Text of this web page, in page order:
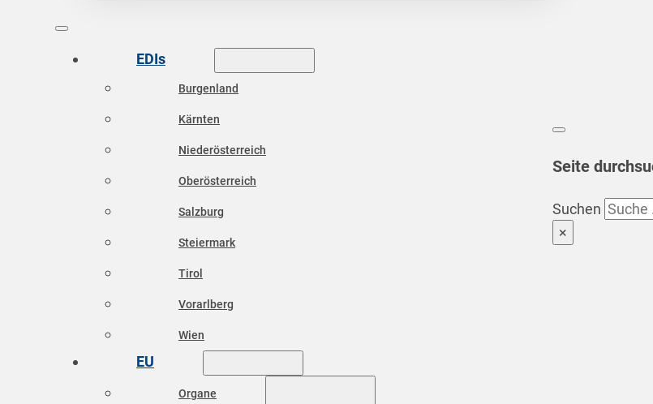
EDIs
Burgenland
Kärnten
Niederösterreich
Oberösterreich
Salzburg
Steiermark
Tirol
Vorarlberg
Wien
EU
Organe
Seite
Suchen
×